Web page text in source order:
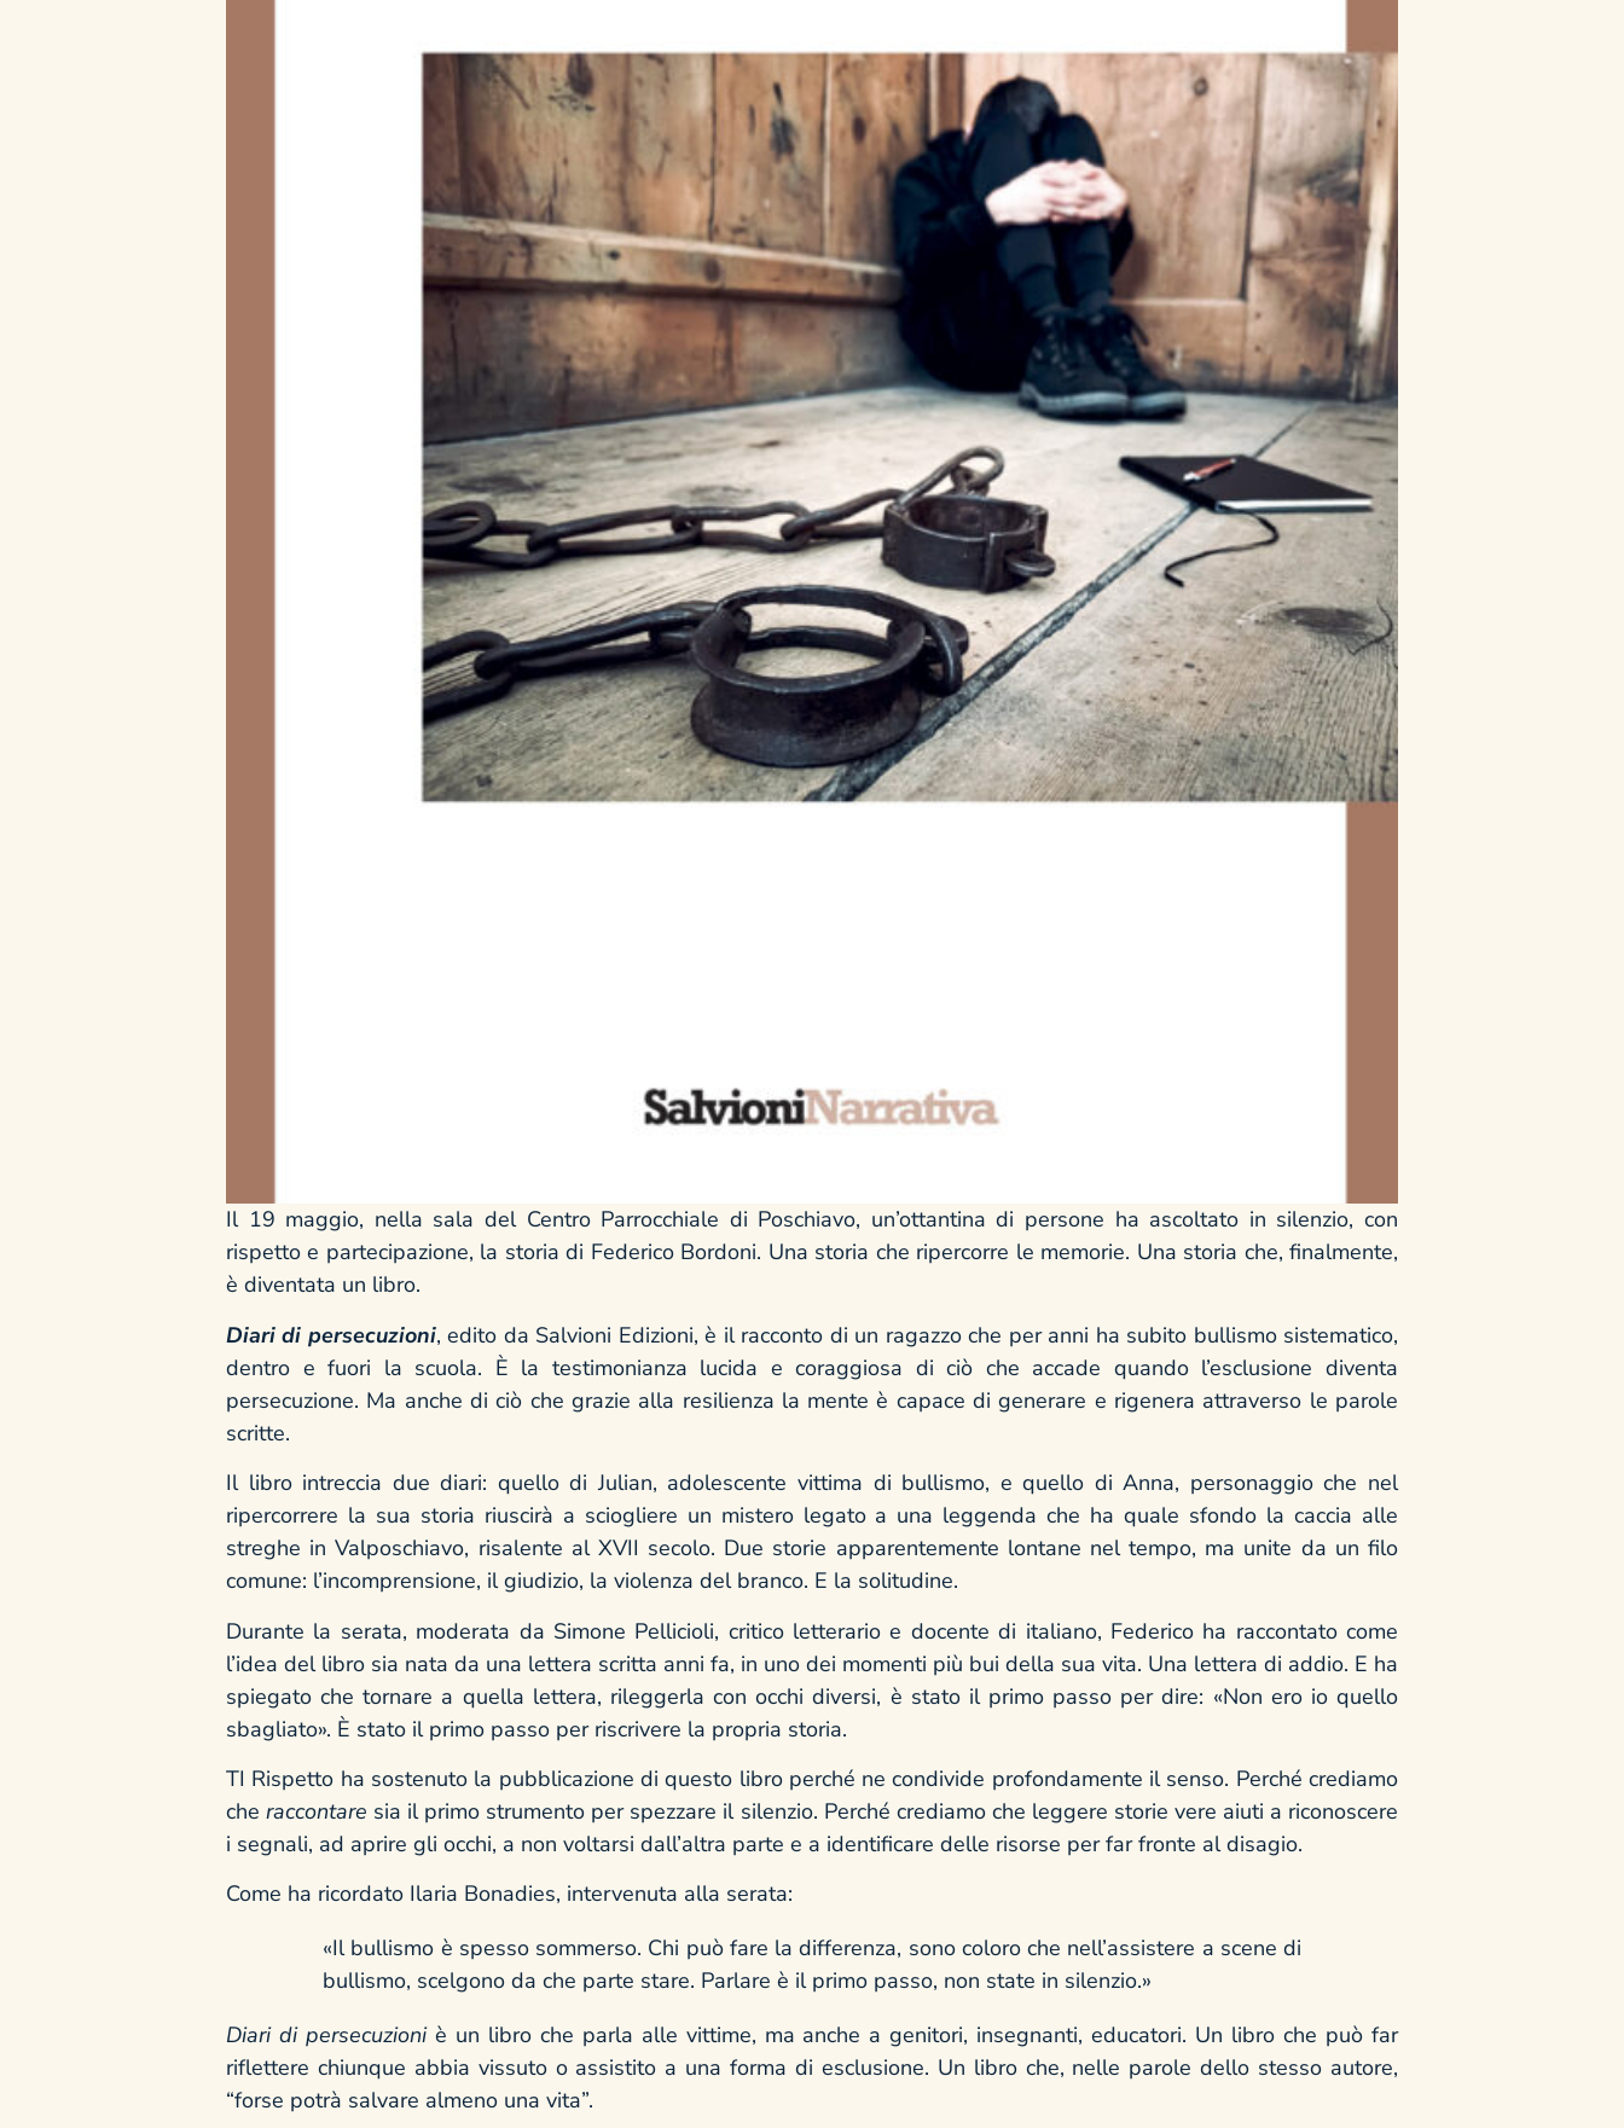
Il 19 maggio, nella sala del Centro Parrocchiale di Poschiavo, un’ottantina di persone ha ascoltato in silenzio, con
rispetto e partecipazione, la storia di Federico Bordoni. Una storia che ripercorre le memorie. Una storia che, finalmente,
è diventata un libro.
Diari di persecuzioni, edito da Salvioni Edizioni, è il racconto di un ragazzo che per anni ha subito bullismo sistematico,
dentro e fuori la scuola. È la testimonianza lucida e coraggiosa di ciò che accade quando l’esclusione diventa
persecuzione. Ma anche di ciò che grazie alla resilienza la mente è capace di generare e rigenera attraverso le parole
scritte.
Il libro intreccia due diari: quello di Julian, adolescente vittima di bullismo, e quello di Anna, personaggio che nel
ripercorrere la sua storia riuscirà a sciogliere un mistero legato a una leggenda che ha quale sfondo la caccia alle
streghe in Valposchiavo, risalente al XVII secolo. Due storie apparentemente lontane nel tempo, ma unite da un filo
comune: l’incomprensione, il giudizio, la violenza del branco. E la solitudine.
Durante la serata, moderata da Simone Pellicioli, critico letterario e docente di italiano, Federico ha raccontato come
l’idea del libro sia nata da una lettera scritta anni fa, in uno dei momenti più bui della sua vita. Una lettera di addio. E ha
spiegato che tornare a quella lettera, rileggerla con occhi diversi, è stato il primo passo per dire: «Non ero io quello
sbagliato». È stato il primo passo per riscrivere la propria storia.
TI Rispetto ha sostenuto la pubblicazione di questo libro perché ne condivide profondamente il senso. Perché crediamo
cheraccontare sia il primo strumento per spezzare il silenzio. Perché crediamo che leggere storie vere aiuti a riconoscere
i segnali, ad aprire gli occhi, a non voltarsi dall’altra parte e a identificare delle risorse per far fronte al disagio.
Come ha ricordato Ilaria Bonadies, intervenuta alla serata:
«Il bullismo è spesso sommerso. Chi può fare la differenza, sono coloro che nell’assistere a scene di
bullismo, scelgono da che parte stare. Parlare è il primo passo, non state in silenzio.»
Diari di persecuzioniè un libro che parla alle vittime, ma anche a genitori, insegnanti, educatori. Un libro che può far
riflettere chiunque abbia vissuto o assistito a una forma di esclusione. Un libro che, nelle parole dello stesso autore,
“forse potrà salvare almeno una vita”.